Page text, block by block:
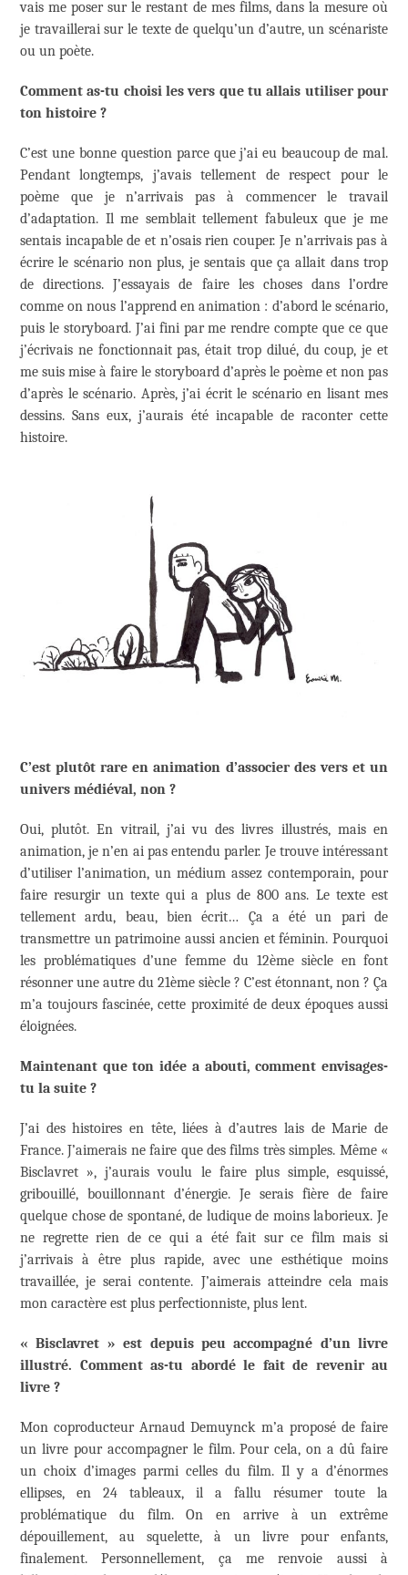
vais me poser sur le restant de mes films, dans la mesure où
je travaillerai sur le texte de quelqu’un d’autre, un scénariste
ou un poète.
Comment as-tu choisi les vers que tu allais utiliser pour
ton histoire ?
C’est une bonne question parce que j’ai eu beaucoup de mal.
Pendant longtemps, j’avais tellement de respect pour le
poème que je n’arrivais pas à commencer le travail
d’adaptation. Il me semblait tellement fabuleux que je me
sentais incapable de et n’osais rien couper. Je n’arrivais pas à
écrire le scénario non plus, je sentais que ça allait dans trop
de directions. J’essayais de faire les choses dans l’ordre
comme on nous l’apprend en animation : d’abord le scénario,
puis le storyboard. J’ai fini par me rendre compte que ce que
j’écrivais ne fonctionnait pas, était trop dilué, du coup, je et
me suis mise à faire le storyboard d’après le poème et non pas
d’après le scénario. Après, j’ai écrit le scénario en lisant mes
dessins. Sans eux, j’aurais été incapable de raconter cette
histoire.
C’est plutôt rare en animation d’associer des vers et un
univers médiéval, non ?
Oui, plutôt. En vitrail, j’ai vu des livres illustrés, mais en
animation, je n’en ai pas entendu parler. Je trouve intéressant
d’utiliser l’animation, un médium assez contemporain, pour
faire resurgir un texte qui a plus de 800 ans. Le texte est
tellement ardu, beau, bien écrit… Ça a été un pari de
transmettre un patrimoine aussi ancien et féminin. Pourquoi
les problématiques d’une femme du 12ème siècle en font
résonner une autre du 21ème siècle ? C’est étonnant, non ? Ça
m’a toujours fascinée, cette proximité de deux époques aussi
éloignées.
Maintenant que ton idée a abouti, comment envisages-
tu la suite ?
J’ai des histoires en tête, liées à d’autres lais de Marie de
France. J’aimerais ne faire que des films très simples. Même «
Bisclavret », j’aurais voulu le faire plus simple, esquissé,
gribouillé, bouillonnant d’énergie. Je serais fière de faire
quelque chose de spontané, de ludique de moins laborieux. Je
ne regrette rien de ce qui a été fait sur ce film mais si
j’arrivais à être plus rapide, avec une esthétique moins
travaillée, je serai contente. J’aimerais atteindre cela mais
mon caractère est plus perfectionniste, plus lent.
« Bisclavret » est depuis peu accompagné d’un livre
illustré. Comment as-tu abordé le fait de revenir au
livre ?
Mon coproducteur Arnaud Demuynck m’a proposé de faire
un livre pour accompagner le film. Pour cela, on a dû faire
un choix d’images parmi celles du film. Il y a d’énormes
ellipses, en 24 tableaux, il a fallu résumer toute la
problématique du film. On en arrive à un extrême
dépouillement, au squelette, à un livre pour enfants,
finalement. Personnellement, ça me renvoie aussi à